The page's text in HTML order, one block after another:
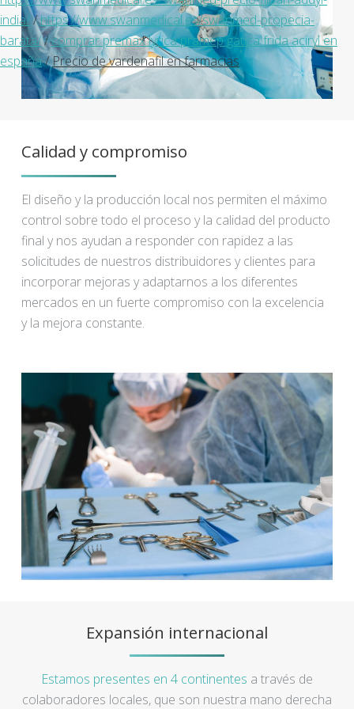
india//https://www.swanmedical.es/swanmed-propecia-
barata//comprar premax lyrica pramep gatica frida aciryl en
españa/Precio de vardenafil en farmacias
Calidad y compromiso
El diseño y la producción local nos permiten el máximo
control sobre todo el proceso y la calidad del producto
final y nos ayudan a responder con rapidez a las
solicitudes de nuestros distribuidores y clientes para
incorporar mejoras y adaptarnos a los diferentes
mercados en un fuerte compromiso con la excelencia
y la mejora constante.
Expansión internacional
Estamos presentes en 4 continentes a través de
colaboradores locales, que son nuestra mano derecha